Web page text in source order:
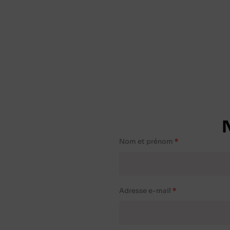
Nom et prénom
Adresse e-mail